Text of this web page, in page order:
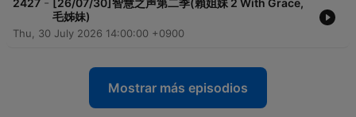
2427
[26/07/30]智慧之声第二季(賴姐妹 2 With Grace,
毛姊妹)
Thu, 30 July 2026 14:00:00 +0900
Mostrar más episodios